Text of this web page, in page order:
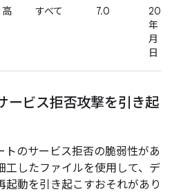
高 すべて 7.0
2015
年 1
月 16
日
ービス拒否攻撃を引き起
トのサービス拒否の脆弱性があ
工したファイルを使用して、デ
起動を引き起こすおそれがあり